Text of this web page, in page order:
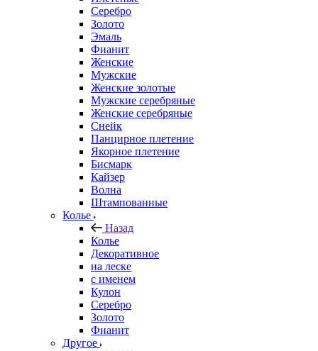
Серебро
Золото
Эмаль
Фианит
Женские
Мужские
Женские золотые
Мужские серебряные
Женские серебряные
Снейк
Панцирное плетение
Якорное плетение
Бисмарк
Кайзер
Волна
Штампованные
Колье
Назад
Колье
Декоративное
на леске
с именем
Кулон
Серебро
Золото
Фианит
Другое